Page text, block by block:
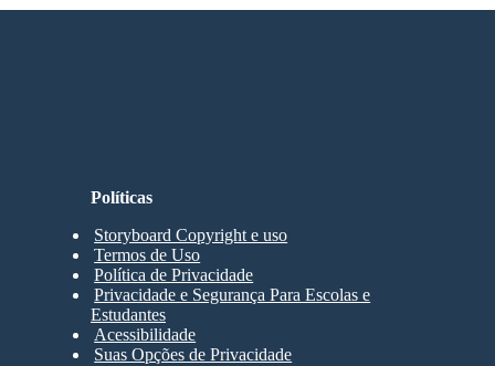
Políticas
Storyboard Copyright e uso
Termos de Uso
Política de Privacidade
Privacidade e Segurança Para Escolas e
Estudantes
Acessibilidade
Suas Opções de Privacidade